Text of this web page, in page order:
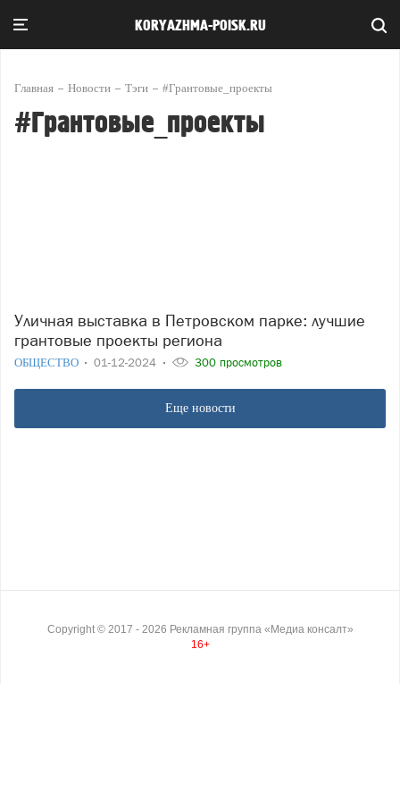
KORYAZHMA-POISK.RU
Главная Новости Тэги #Грантовые_проекты
#Грантовые_проекты
Уличная выставка в Петровском парке: лучшие
грантовые проекты региона
ОБЩЕСТВО 01-12-2024 300 просмотров
Еще новости
Copyright © 2017 - 2026 Рекламная группа «Медиа консалт»
16+